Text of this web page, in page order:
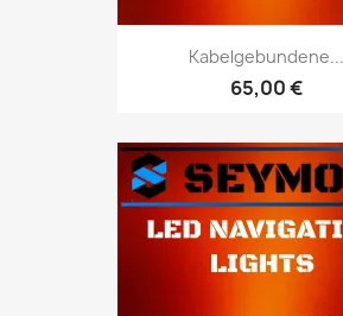
Kabelgebundene...
65,00 €